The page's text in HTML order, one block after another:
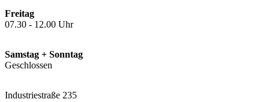
Freitag
07.30 - 12.00 Uhr
Samstag + Sonntag
Geschlossen
Industriestraße 235